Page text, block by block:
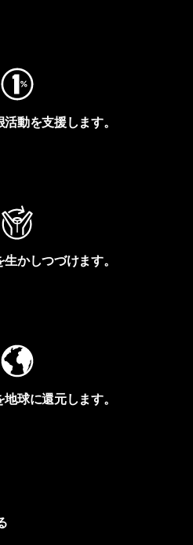
動を支援します。
かしつづけます。
球に還元します。